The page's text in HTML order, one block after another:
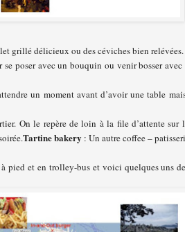
grillé délicieux ou des céviches bien relévées.
poser avec un bouquin ou venir bosser
un moment avant d’avoir une table
On le repère de loin à la file d’attente sur
Tartine bakery : Un autre coffee –
pied et en trolley-bus et voici quelques uns